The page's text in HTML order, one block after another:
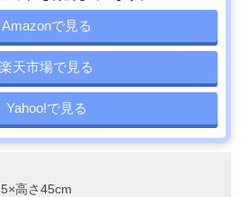
Amazonで見る
楽天市場で見る
Yahoo!で見る
高さ45cm